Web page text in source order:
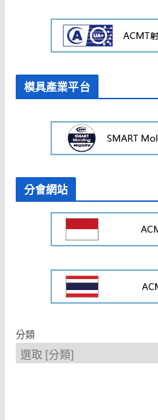
模具產業平台
分會網站
分類